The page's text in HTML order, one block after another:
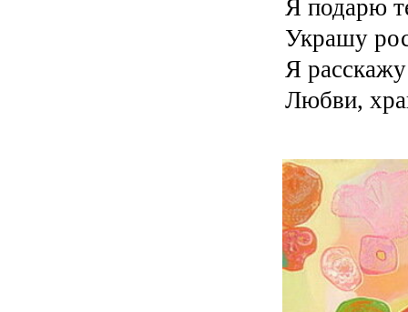
Я подарю
Украшу
Я расскажу
Любви,